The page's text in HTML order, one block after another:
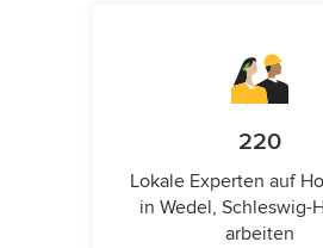
220
Lokale Experten auf
in Wedel, Schleswig-
arbeiten